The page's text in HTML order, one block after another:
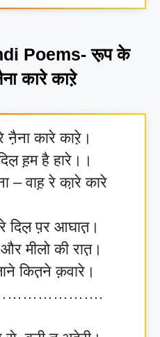
Poems- रू़प के
कारे कारे़
कारे कारे़।
ह़म है हारे।।
– वाह़ रे का़रे कारे
दिल़ प़र आघात़।
मीलो की रात़।
कित़ने क़वारे।
………………….